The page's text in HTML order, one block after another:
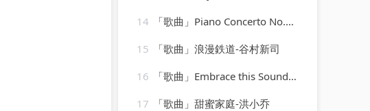
14
「歌曲」Piano Concerto No.1 in C, Op.15-Otto Klemperer(1)
15
「歌曲」浪漫鉄道-谷村新司
16
「歌曲」Embrace this Sound-The Gods Gifted
17
「歌曲」甜蜜家庭-洪小乔